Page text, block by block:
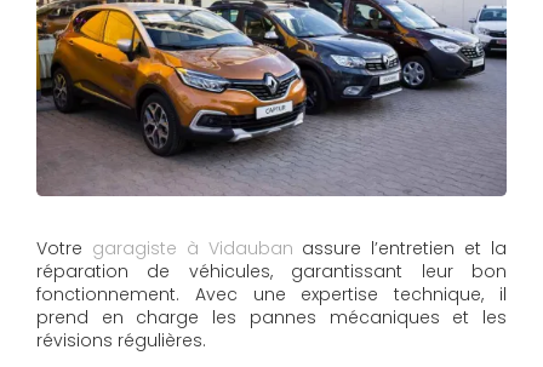
Votre garagiste à Vidauban assure l’entretien et la
réparation de véhicules, garantissant leur bon
fonctionnement. Avec une expertise technique, il
prend en charge les pannes mécaniques et les
révisions régulières.